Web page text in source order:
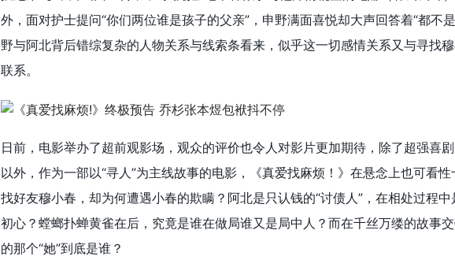
外，面对护士提问“你们两位谁是孩子的父亲”，申野满面喜悦却大声回答着“都不是
野与阿北背后错综复杂的人物关系与线索条看来，似乎这一切感情关系又与寻找
联系。
日前，电影举办了超前观影场，观众的评价也令人对影片更加期待，除了超强喜
以外，作为一部以“寻人”为主线故事的电影，《真爱找麻烦！》在悬念上也可看
找好友穆小春，却为何遭遇小春的欺瞒？阿北是只认钱的“讨债人”，在相处过程
初心？螳螂扑蝉黄雀在后，究竟是谁在做局谁又是局中人？而在千丝万缕的故事
的那个“她”到底是谁？